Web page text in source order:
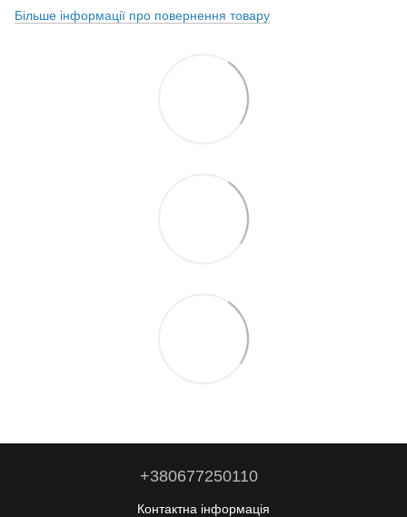
Більше інформації про повернення товару
+380677250110
Контактна інформація